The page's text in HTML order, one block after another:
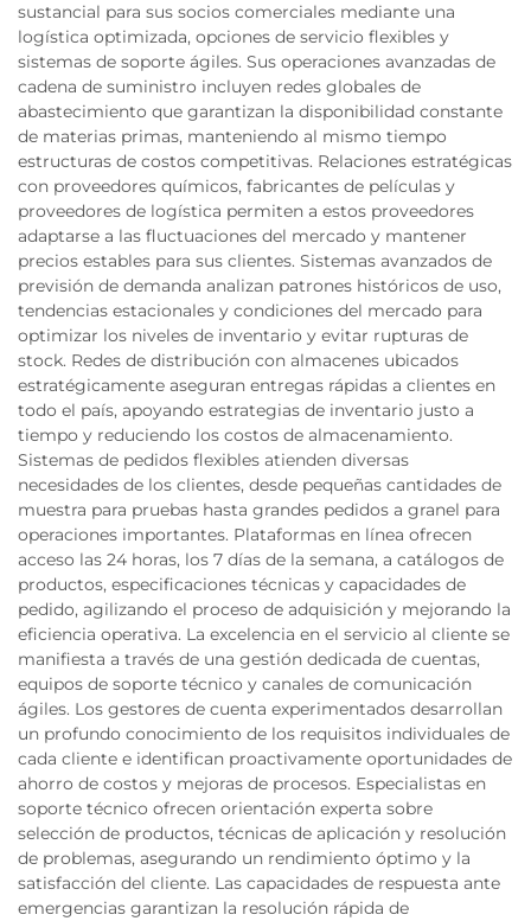
sustancial para sus socios comerciales mediante una
logística optimizada, opciones de servicio flexibles y
sistemas de soporte ágiles. Sus operaciones avanzadas de
cadena de suministro incluyen redes globales de
abastecimiento que garantizan la disponibilidad constante
de materias primas, manteniendo al mismo tiempo
estructuras de costos competitivas. Relaciones estratégicas
con proveedores químicos, fabricantes de películas y
proveedores de logística permiten a estos proveedores
adaptarse a las fluctuaciones del mercado y mantener
precios estables para sus clientes. Sistemas avanzados de
previsión de demanda analizan patrones históricos de uso,
tendencias estacionales y condiciones del mercado para
optimizar los niveles de inventario y evitar rupturas de
stock. Redes de distribución con almacenes ubicados
estratégicamente aseguran entregas rápidas a clientes en
todo el país, apoyando estrategias de inventario justo a
tiempo y reduciendo los costos de almacenamiento.
Sistemas de pedidos flexibles atienden diversas
necesidades de los clientes, desde pequeñas cantidades de
muestra para pruebas hasta grandes pedidos a granel para
operaciones importantes. Plataformas en línea ofrecen
acceso las 24 horas, los 7 días de la semana, a catálogos de
productos, especificaciones técnicas y capacidades de
pedido, agilizando el proceso de adquisición y mejorando la
eficiencia operativa. La excelencia en el servicio al cliente se
manifiesta a través de una gestión dedicada de cuentas,
equipos de soporte técnico y canales de comunicación
ágiles. Los gestores de cuenta experimentados desarrollan
un profundo conocimiento de los requisitos individuales de
cada cliente e identifican proactivamente oportunidades de
ahorro de costos y mejoras de procesos. Especialistas en
soporte técnico ofrecen orientación experta sobre
selección de productos, técnicas de aplicación y resolución
de problemas, asegurando un rendimiento óptimo y la
satisfacción del cliente. Las capacidades de respuesta ante
emergencias garantizan la resolución rápida de